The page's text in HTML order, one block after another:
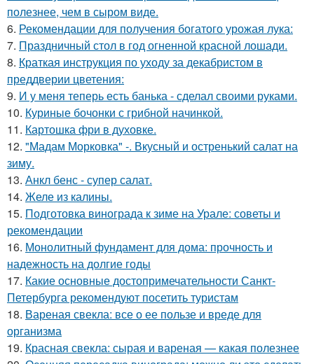
полезнее, чем в сыром виде.
6. Рекомендации для получения богатого урожая лука:
7. Праздничный стол в год огненной красной лошади.
8. Краткая инструкция по уходу за декабристом в
преддверии цветения:
9. И у меня теперь есть банька - сделал своими руками.
10. Куриные бочонки с грибной начинкой.
11. Картошка фри в духовке.
12. "Мадам Морковка" -. Вкусный и остренький салат на
зиму.
13. Анкл бенс - супер салат.
14. Желе из калины.
15. Подготовка винограда к зиме на Урале: советы и
рекомендации
16. Монолитный фундамент для дома: прочность и
надежность на долгие годы
17. Какие основные достопримечательности Санкт-
Петербурга рекомендуют посетить туристам
18. Вареная свекла: все о ее пользе и вреде для
организма
19. Красная свекла: сырая и вареная — какая полезнее